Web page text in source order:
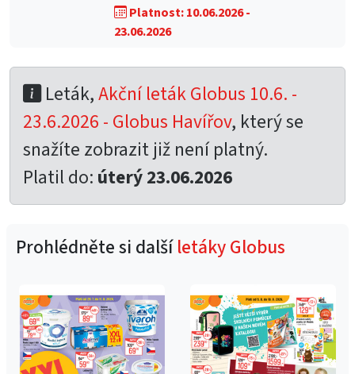
Platnost: 10.06.2026 -
23.06.2026
Leták,Akční leták Globus 10.6. -
23.6.2026 - Globus Havířov, který se
snažíte zobrazit již není platný.
Platil do: úterý 23.06.2026
Prohlédněte si dalšíletáky Globus